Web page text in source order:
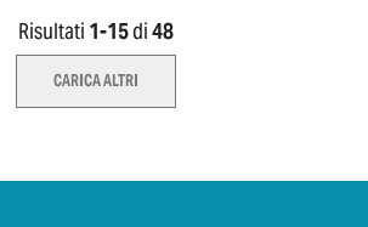
Risultati 1-15di48
CARICA ALTRI